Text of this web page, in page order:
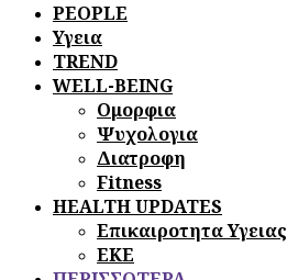
PEOPLE
Υγεια
TREND
WELL-BEING
Ομορφια
Ψυχολογια
Διατροφη
Fitness
HEALTH UPDATES
Επικαιροτητα Υγειας
ΕΚΕ